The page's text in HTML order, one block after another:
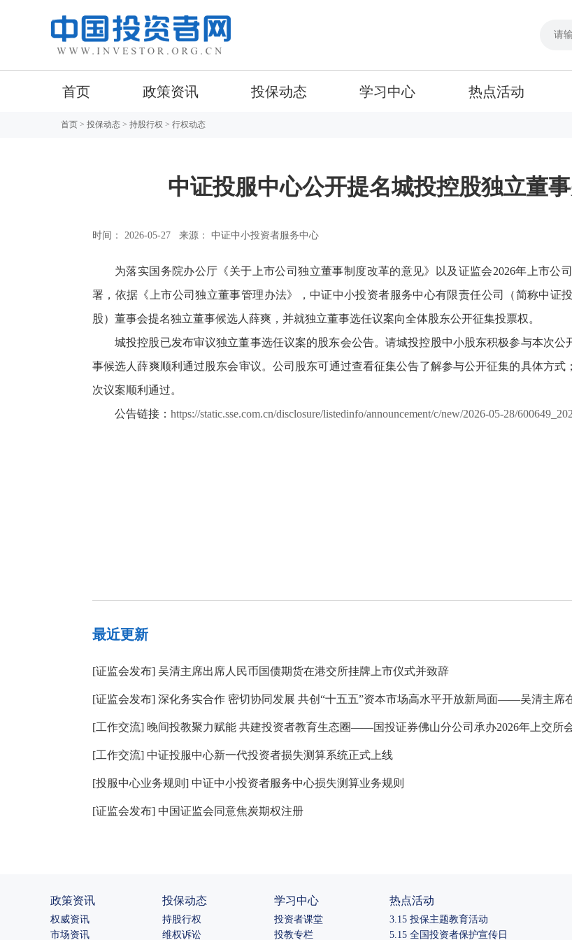
首页 政策资讯 投保动态 学习中心 热点活动
首页 > 投保动态 > 持股行权 > 行权动态
中证投服中心公开提名城投控股独立董
时间： 2026-05-27 来源： 中证中小投资者服务中心
为落实国务院办公厅《关于上市公司独立董事制度改革的意见》以及证监会2026年上市公
署，依据《上市公司独立董事管理办法》，中证中小投资者服务中心有限责任公司（简称中证
股）董事会提名独立董事候选人薛爽，并就独立董事选任议案向全体股东公开征集投票权。
城投控股已发布审议独立董事选任议案的股东会公告。请城投控股中小股东积极参与本次
事候选人薛爽顺利通过股东会审议。公司股东可通过查看征集公告了解参与公开征集的具体方
次议案顺利通过。
公告链接： https://static.sse.com.cn/disclosure/listedinfo/announcement/c/new/2026-05-28/
最近更新
[证监会发布] 吴清主席出席人民币国债期货在港交所挂牌上市仪式并致辞
[证监会发布] 深化务实合作 密切协同发展 共创“十五五”资本市场高水平开放新局面——吴清主席
[工作交流] 晚间投教聚力赋能 共建投资者教育生态圈——国投证券佛山分公司承办2026年上交所
[工作交流] 中证投服中心新一代投资者损失测算系统正式上线
[投服中心业务规则 ] 中证中小投资者服务中心损失测算业务规则
[证监会发布] 中国证监会同意焦炭期权注册
政策资讯
权威资讯
市场资讯
投保动态
持股行权
维权诉讼
学习中心
投资者课堂
投教专栏
热点活动
3.15 投保主题教育活动
5.15 全国投资者保护宣传日